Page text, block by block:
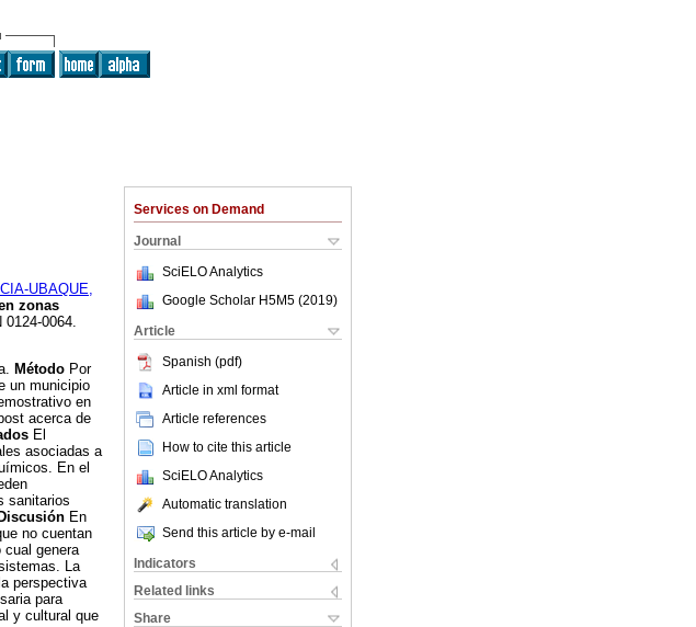
Services on Demand
Journal
SciELO Analytics
Google Scholar H5M5 (2019)
Article
Spanish (pdf)
Article in xml format
Article references
How to cite this article
SciELO Analytics
Automatic translation
Send this article by e-mail
Indicators
Related links
Share
UBAQUE,
zonas
0124-0064.
Método Por
un municipio
en
acerca de
El
asociadas a
En el
sanitarios
Discusión En
no cuentan
cual genera
La
perspectiva
para
y cultural que